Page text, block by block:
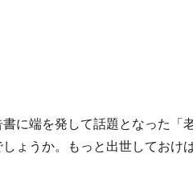
に端を発して話題となった「
ょうか。もっと出世しておけ